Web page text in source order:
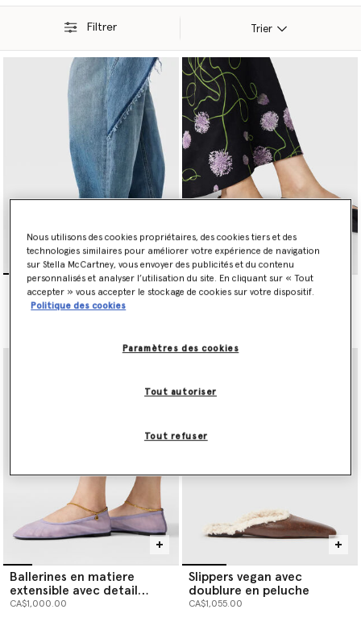
animal, ainsi que nos mocassins les plus confortables à ce jour,
Empruntant à l'esthétique masculine, nos mocassins Falabella
sont agrémentés de points sellier autour de la semelle
intermédiaire et d'une fine chaîne Falabella emblématique.
Faisant référence aux archives personnelles de Stella, le laçage
inspiré des corsets se retrouve sur les ballerines Terra vegan, à la
fois masculines et féminines, cloutées avec des œillets et lacées
de manière experte au milieu de la chaussure.
Filtrer Trier
Mocassins bicolores
brosses
CA$1,230.00
Chaussures plates a bride
arriere Falabella
Ballerines en matiere
extensible avec detail
chaine
CA$1,000.00
Slippers vegan avec
doublure en peluche
CA$1,055.00
Nous utilisons des cookies propriétaires, des cookies tiers et des
technologies similaires pour améliorer votre expérience de navigation
sur Stella McCartney, vous envoyer des publicités et du contenu
personnalisés et analyser l’utilisation du site. En cliquant sur « Tout
accepter » vous accepter le stockage de cookies sur votre dispositif.
Politique des cookies
Paramètres des cookies
Tout refuser
Tout autoriser